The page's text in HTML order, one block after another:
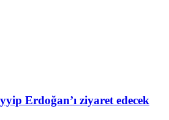
Erdoğan’ı ziyaret edecek